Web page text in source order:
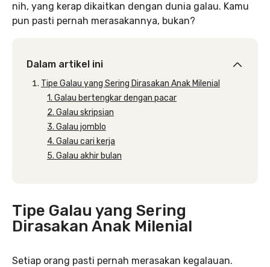
nih, yang kerap dikaitkan dengan dunia galau. Kamu
pun pasti pernah merasakannya, bukan?
Dalam artikel ini
Tipe Galau yang Sering Dirasakan Anak Milenial
1. Galau bertengkar dengan pacar
2. Galau skripsian
3. Galau jomblo
4. Galau cari kerja
5. Galau akhir bulan
Tipe Galau yang Sering
Dirasakan Anak Milenial
Setiap orang pasti pernah merasakan kegalauan.